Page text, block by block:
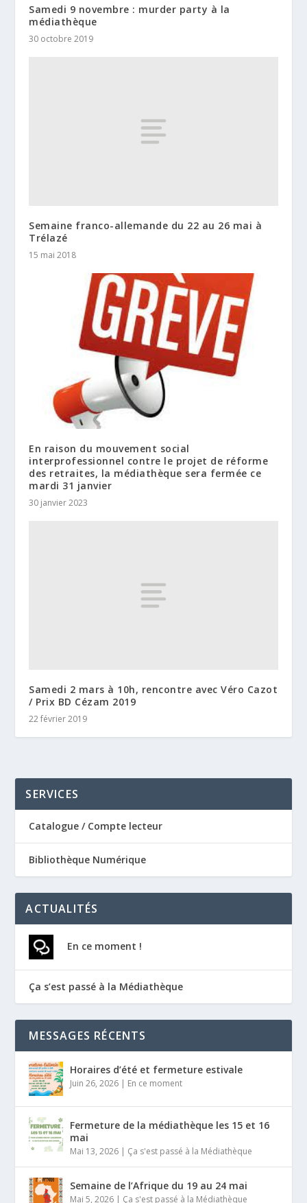
Samedi 9 novembre : murder party à la
médiathèque
30 octobre 2019
Semaine franco-allemande du 22 au 26 mai à
Trélazé
15 mai 2018
En raison du mouvement social
interprofessionnel contre le projet de réforme
des retraites, la médiathèque sera fermée ce
mardi 31 janvier
30 janvier 2023
Samedi 2 mars à 10h, rencontre avec Véro Cazot
/ Prix BD Cézam 2019
22 février 2019
SERVICES
Catalogue / Compte lecteur
Bibliothèque Numérique
ACTUALITÉS
En ce moment !
Ça s’est passé à la Médiathèque
MESSAGES RÉCENTS
Horaires d’été et fermeture estivale
Juin 26, 2026 En ce moment
Fermeture de la médiathèque les 15 et 16
mai
Mai 13, 2026 Ça s'est passé à la Médiathèque
Semaine de l’Afrique du 19 au 24 mai
Mai 5, 2026 Ça s'est passé à la Médiathèque